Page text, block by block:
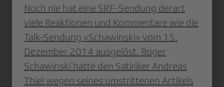
Noch nie hat eine SRF-Sendung derart
viele Reaktionen und Kommentare wie die
Talk-Sendung «Schawinski» vom 15.
Dezember 2014 ausgelöst. Roger
Schawinski hatte den Satiriker Andreas
Thiel wegen seines umstrittenen Artikels